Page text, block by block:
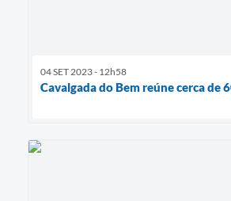
04 SET 2023 - 12h58
Cavalgada do Bem reúne cerca de